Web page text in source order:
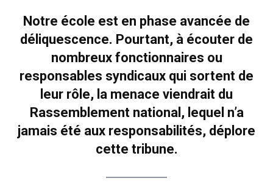
Notre école est en phase avancée de
déliquescence. Pourtant, à écouter de
nombreux fonctionnaires ou
responsables syndicaux qui sortent de
leur rôle, la menace viendrait du
Rassemblement national, lequel n’a
jamais été aux responsabilités, déplore
cette tribune.